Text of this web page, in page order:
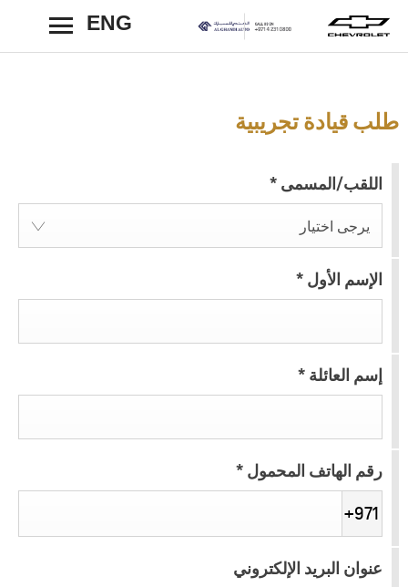
ENG رجوع
طلب قيادة تجريبية
اللقب/المسمى *
يرجى اختيار
الإسم الأول *
إسم العائلة *
رقم الهاتف المحمول *
+971
عنوان البريد الإلكتروني